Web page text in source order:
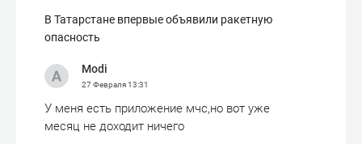
В Татарстане впервые объявили ракетную
опасность
Modi
27 Февраля13:31
У меня есть приложение мчс,но вот уже
месяц не доходит ничего